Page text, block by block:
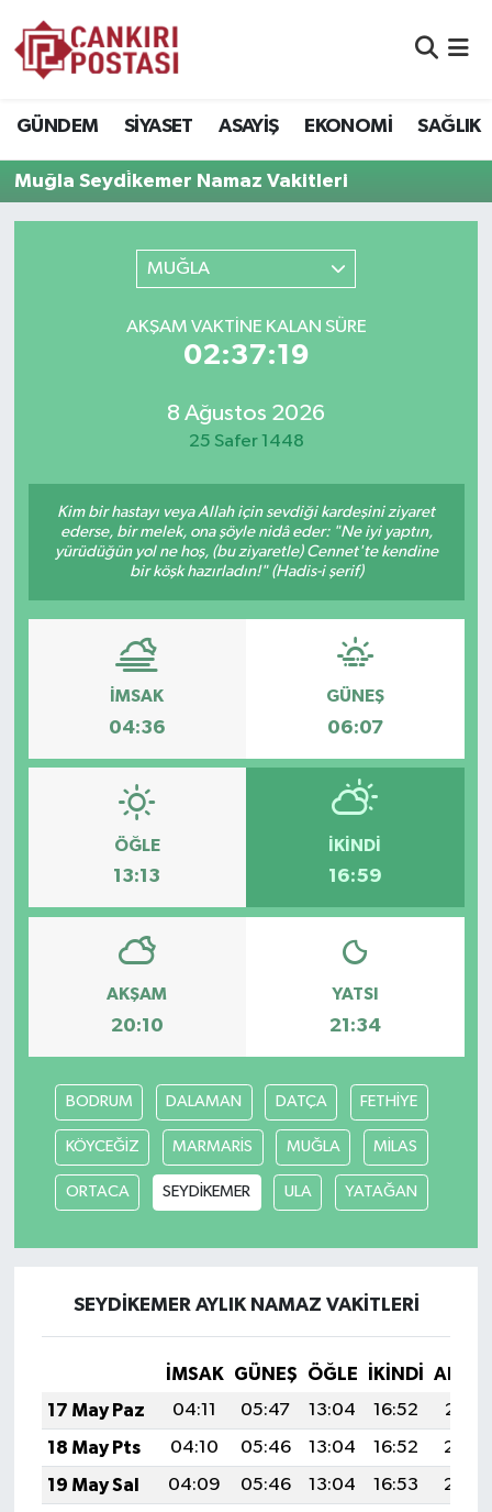
GÜNDEM SİYASET ASAYİŞ EKONOMİ SAĞLIK
Muğla Seydi̇kemer Namaz Vakitleri
MUĞLA
AKŞAM VAKTİNE KALAN SÜRE
02:37:19
8 Ağustos 2026
25 Safer 1448
Kim bir hastayı veya Allah için sevdiği kardeşini ziyaret
ederse, bir melek, ona şöyle nidâ eder: "Ne iyi yaptın,
yürüdüğün yol ne hoş, (bu ziyaretle) Cennet'te kendine
bir köşk hazırladın!" (Hadis-i şerif)
İMSAK
04:36
GÜNEŞ
06:07
ÖĞLE
13:13
İKINDI
16:59
AKŞAM
20:10
YATSI
21:34
BODRUM DALAMAN DATÇA FETHİYE
KÖYCEĞİZ MARMARİS MUĞLA MİLAS
ORTACA SEYDİKEMER ULA YATAĞAN
SEYDİKEMER AYLIK NAMAZ VAKITLERI
İMSAK GÜNEŞ ÖĞLE İKINDI
17 May Paz
04:11 05:47 13:04 16:52
20:11
18 May Pts
04:10 05:46 13:04 16:52
20:12
19 May Sal
04:09 05:46 13:04 16:53
20:13
ASAYİŞ
EKONOMİ
ÇEVRE
RESMİ İLANLAR
KÜLTÜR
TURİZM
MAGAZİN
VEFAT
TÜRKİYE
DÜNYA
Namaz Vakitleri
Trafik Durumu
Tüm Manşetler
Son Dakika Haberleri